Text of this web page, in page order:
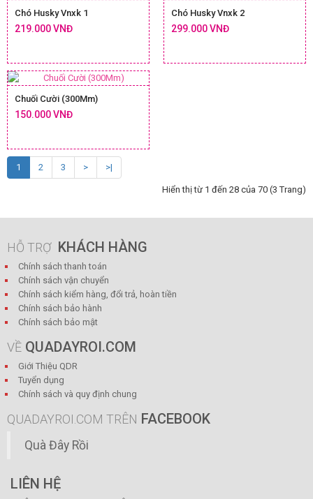
Chó Husky Vnxk 1
219.000 VNĐ
Chó Husky Vnxk 2
299.000 VNĐ
Chuối Cười (300Mm)
150.000 VNĐ
1 2 3 > >|
Hiển thị từ 1 đến 28 của 70 (3 Trang)
HỖ TRỢ KHÁCH HÀNG
Chính sách thanh toán
Chính sách vận chuyển
Chính sách kiểm hàng, đổi trả, hoàn tiền
Chính sách bảo hành
Chính sách bảo mật
VỀ QUADAYROI.COM
Giới Thiệu QDR
Tuyển dụng
Chính sách và quy định chung
QUADAYROI.COM TRÊN FACEBOOK
Quà Đây Rồi
LIÊN HỆ